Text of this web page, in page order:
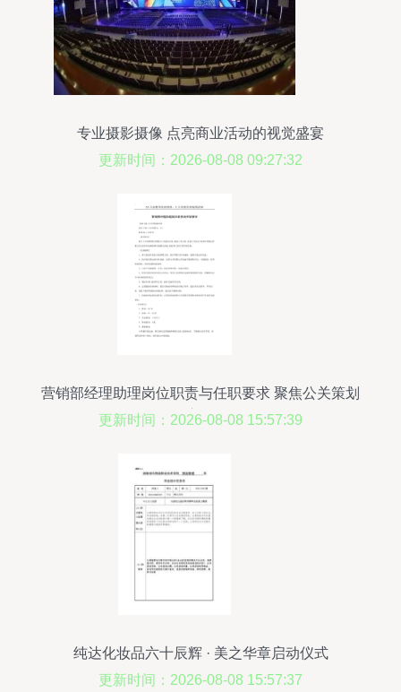
专业摄影摄像 点亮商业活动的视觉盛宴
更新时间：2026-08-08 09:27:32
营销部经理助理岗位职责与任职要求 聚焦公关策划
方向
更新时间：2026-08-08 15:57:39
纯达化妆品六十辰辉 · 美之华章启动仪式
更新时间：2026-08-08 15:57:37